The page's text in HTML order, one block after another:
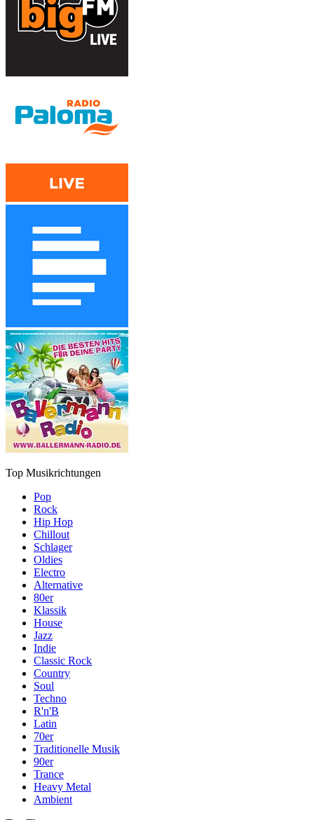
Top Musikrichtungen
Pop
Rock
Hip Hop
Chillout
Schlager
Oldies
Electro
Alternative
80er
Klassik
House
Jazz
Indie
Classic Rock
Country
Soul
Techno
R'n'B
Latin
70er
Traditionelle Musik
90er
Trance
Heavy Metal
Ambient